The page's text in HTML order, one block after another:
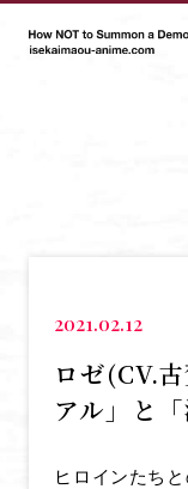
2021.02.12
ロゼ(CV.
アル」と
ヒロインたち